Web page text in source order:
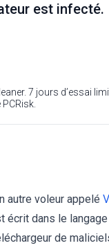
est infecté.
7 jours d’essai
autre voleur appelé
dans le
de